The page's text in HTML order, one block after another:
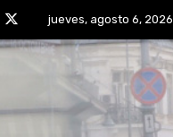
jueves, agosto 6, 2026